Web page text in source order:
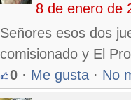
8 de enero de
Señores esos dos
comisionado y El
0 · Me gusta · No